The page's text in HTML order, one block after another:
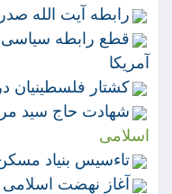
رابطه آيت الله
قطع رابطه سياسى
آمريكا
كشتار فلسطينيان
شهادت حاج سيد
اسلامى
تاءسيس بنياد
آغاز نهضت